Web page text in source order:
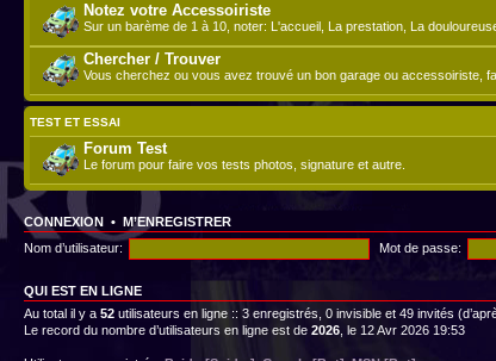
Notez votre Accessoiriste
Sur un barème de 1 à 10, noter: L'accueil, La prestation, La
Chercher / Trouver
Vous cherchez ou vous avez trouvé un bon garage ou accessoiriste,
TEST ET ESSAI
Forum Test
Le forum pour faire vos tests photos, signature et autre.
CONNEXION • M’ENREGISTRER
Nom d’utilisateur:
Mot de passe:
QUI EST EN LIGNE
Au total il y a 52 utilisateurs en ligne :: 3 enregistrés, 0 invisible et 49 invités
Le record du nombre d’utilisateurs en ligne est de 2026 , le 12 Avr 2026 19:53